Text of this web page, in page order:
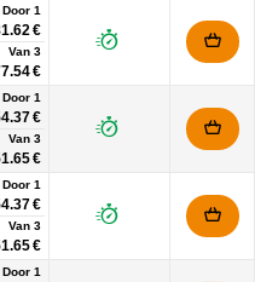
Door 1
€
Van 3
€
Door 1
€
Van 3
€
Door 1
€
Van 3
€
Door 1